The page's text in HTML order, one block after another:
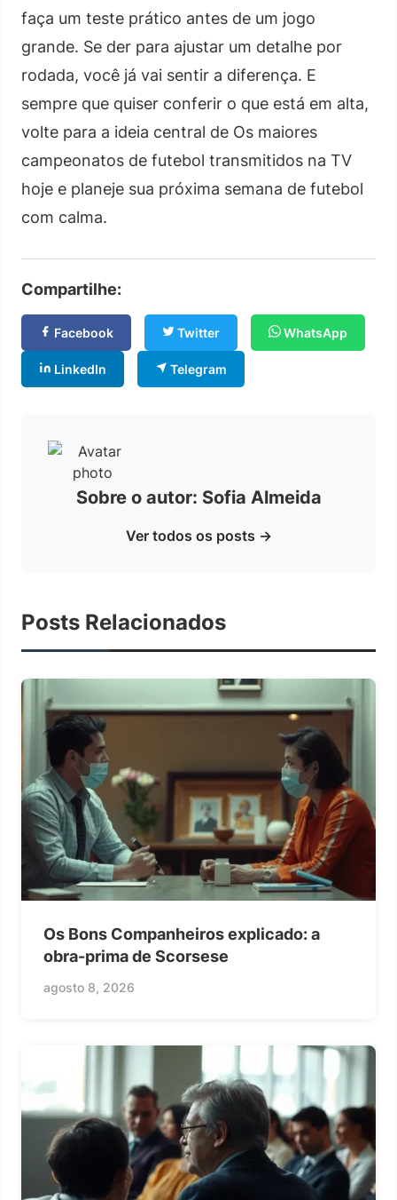
faça um teste prático antes de um jogo
grande. Se der para ajustar um detalhe por
rodada, você já vai sentir a diferença. E
sempre que quiser conferir o que está em alta,
volte para a ideia central de Os maiores
campeonatos de futebol transmitidos na TV
hoje e planeje sua próxima semana de futebol
com calma.
Compartilhe:
Facebook Twitter WhatsApp
LinkedIn Telegram
Sobre o autor: Sofia Almeida
Ver todos os posts →
Posts Relacionados
Os Bons Companheiros explicado: a
obra-prima de Scorsese
agosto 8, 2026